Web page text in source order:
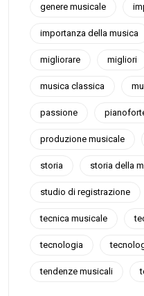
genere musicale
importanza della musica
migliorare migliori
musica classica
passione
produzione musicale
storia storia della
studio di registrazione
tecnica musicale
tecnologia
tendenze musicali